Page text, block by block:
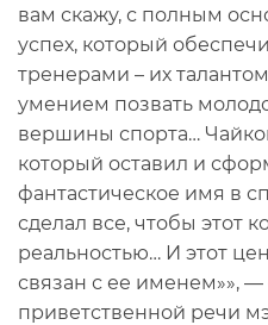
вам скажу, с полным
успех, который
тренерами – их
умением позвать
вершины спорта…
который оставил и
фантастическое имя в
сделал все, чтобы этот
реальностью… И этот
связан с ее именем»», —
приветственной речи